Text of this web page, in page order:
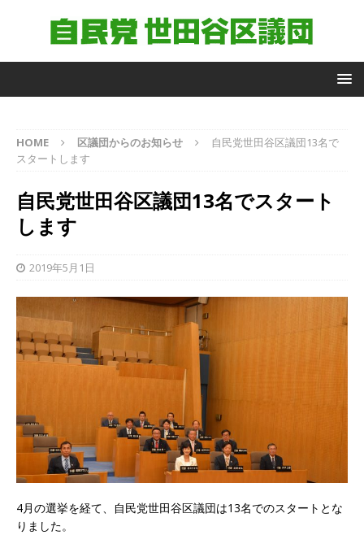
HOME 区議団からのお知らせ
自民党世田谷区議団13名で
スタートします
自民党世田谷区議団13名でスタート
します
2019年5月1日
4月の選挙を経て、自民党世田谷区議団は13名でのスタートとな
りました。
自
由
民
党
世
田
区
団
議
員